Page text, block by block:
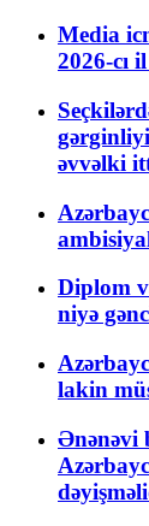
Media
2026-cı
əvvəlki
Diplom
niyə
lakin
Ənənəvi